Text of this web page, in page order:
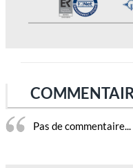
Pas de commentaire...